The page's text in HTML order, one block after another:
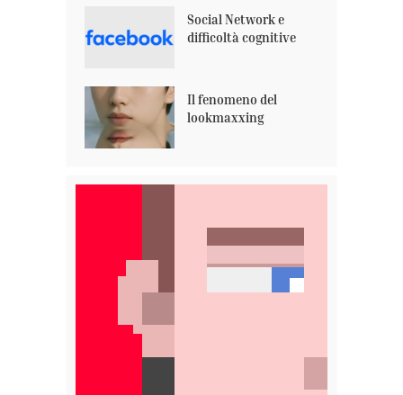
Social Network e
difficoltà cognitive
Il fenomeno del
lookmaxxing